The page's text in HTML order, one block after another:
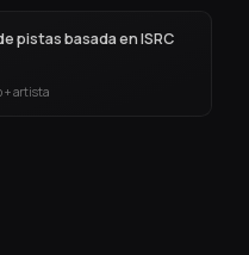
pistas basada en ISRC
+ artista